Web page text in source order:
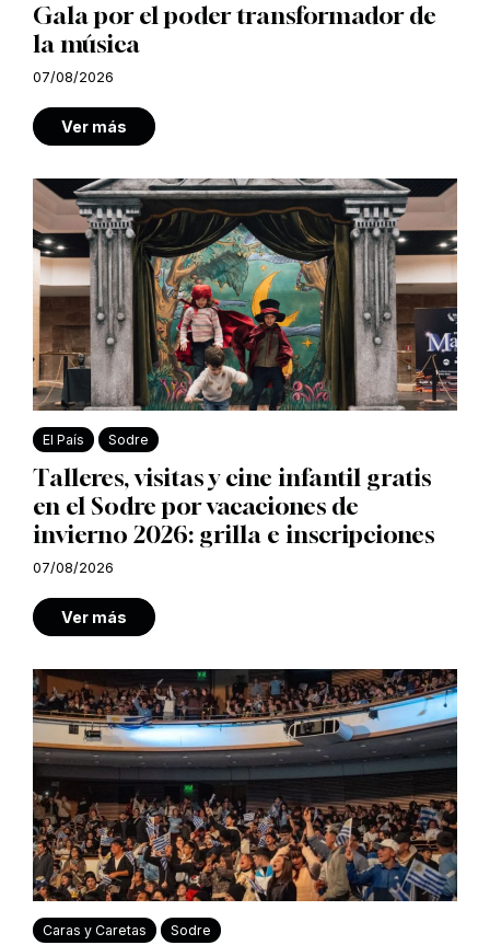
Gala por el poder transformador de
la música
07/08/2026
Ver más
El País Sodre
Talleres, visitas y cine infantil gratis
en el Sodre por vacaciones de
invierno 2026: grilla e inscripciones
07/08/2026
Ver más
Caras y Caretas Sodre